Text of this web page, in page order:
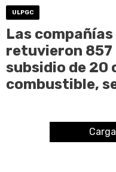
ULPGC
Las
retuvieron 857
subsidio de 20
combustible,